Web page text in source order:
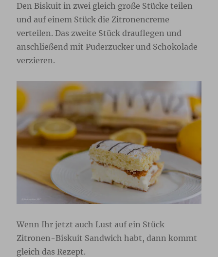
Den Biskuit in zwei gleich große Stücke teilen
und auf einem Stück die Zitronencreme
verteilen. Das zweite Stück drauflegen und
anschließend mit Puderzucker und Schokolade
verzieren.
Wenn Ihr jetzt auch Lust auf ein Stück
Zitronen-Biskuit Sandwich habt, dann kommt
gleich das Rezept.